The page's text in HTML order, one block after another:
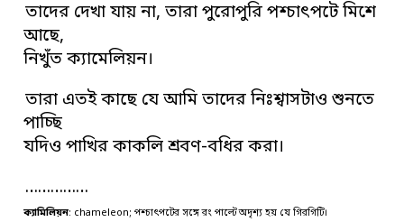
তাদের দেখা যায় না, তারা পুরোপুরি পশ্চাৎপটে মিশে
আছে,
নিখুঁত ক্যামেলিয়ন।
তারা এতই কাছে যে আমি তাদের নিঃশ্বাসটাও শুনতে
পাচ্ছি
যদিও পাখির কাকলি শ্রবণ-বধির করা।
……………
ক্যামিলিয়ন: chameleon; পশ্চাৎপটের সঙ্গে রং পাল্টে অদৃশ্য হয় যে গিরগিটি।